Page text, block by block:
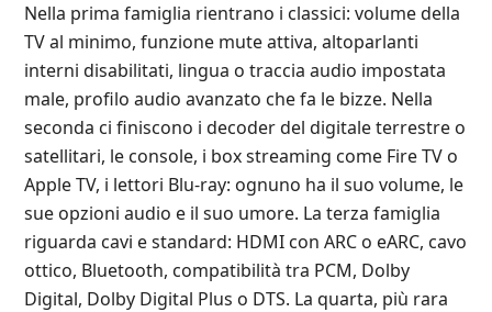
Nella prima famiglia rientrano i classici: volume della
TV al minimo, funzione mute attiva, altoparlanti
interni disabilitati, lingua o traccia audio impostata
male, profilo audio avanzato che fa le bizze. Nella
seconda ci finiscono i decoder del digitale terrestre o
satellitari, le console, i box streaming come Fire TV o
Apple TV, i lettori Blu‑ray: ognuno ha il suo volume, le
sue opzioni audio e il suo umore. La terza famiglia
riguarda cavi e standard: HDMI con ARC o eARC, cavo
ottico, Bluetooth, compatibilità tra PCM, Dolby
Digital, Dolby Digital Plus o DTS. La quarta, più rara